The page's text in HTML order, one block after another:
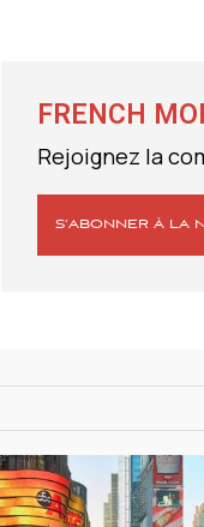
FRENCH
Rejoignez la
S’ABONNER À LA